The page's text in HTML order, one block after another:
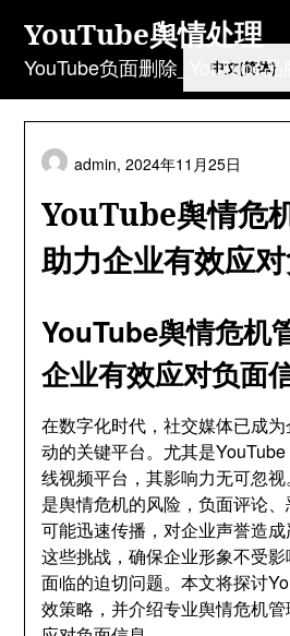
content
YouTube舆情处理
YouTube负面删除_YouTube品
YouTube舆情危
助力企业有效应
admin,2024年11月25日
YouTube舆情危机
企业有效应对负面
在数字化时代，社交媒体已成
动的关键平台。尤其是
线视频平台，其影响力无可忽
是舆情危机的风险，负面评论
可能迅速传播，对企业声誉造
这些挑战，确保企业形象不受
面临的迫切问题。本文将探讨
效策略，并介绍专业舆情危机